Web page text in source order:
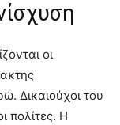
οι
Δικαιούχοι του
πολίτες. Η